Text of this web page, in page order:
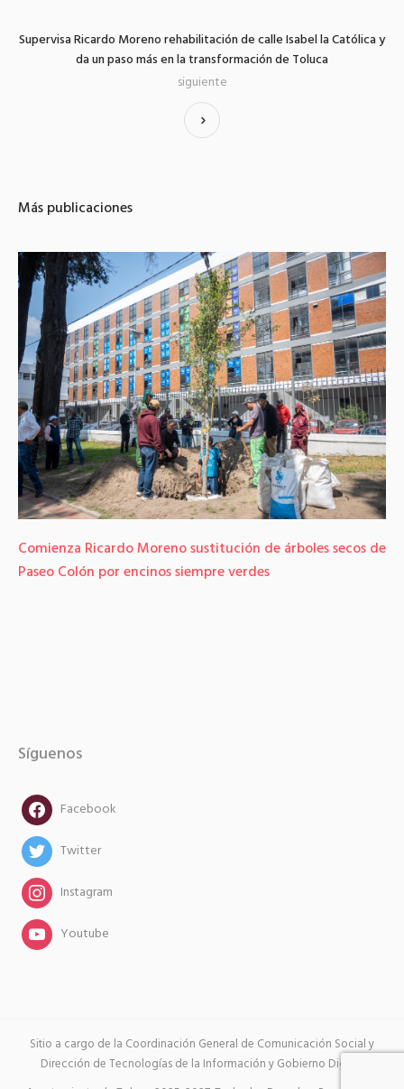
Supervisa Ricardo Moreno rehabilitación de calle Isabel la Católica y
da un paso más en la transformación de Toluca
siguiente
Más publicaciones
Comienza Ricardo Moreno sustitución de árboles secos de
Paseo Colón por encinos siempre verdes
Síguenos
facebookFacebook
twitterTwitter
instagramInstagram
instagramYoutube
Sitio a cargo de la Coordinación General de Comunicación Social y
Dirección de Tecnologías de la Información y Gobierno Digital.